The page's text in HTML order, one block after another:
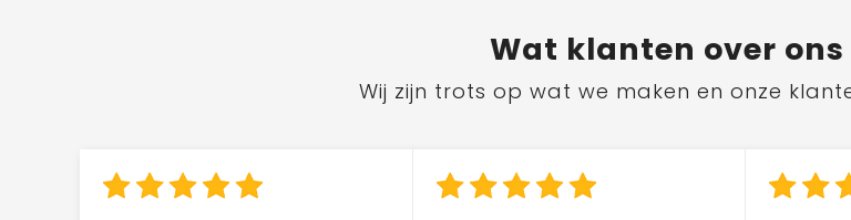
Wat klanten over
Wij zijn trots op wat we maken en onze